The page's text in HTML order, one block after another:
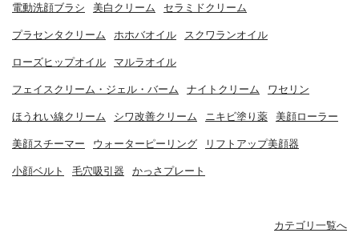
電動洗顔ブラシ 美白クリーム セラミドクリーム
プラセンタクリーム ホホバオイル スクワランオイル
ローズヒップオイル マルラオイル
フェイスクリーム・ジェル・バーム ナイトクリーム ワセリン
ほうれい線クリーム シワ改善クリーム ニキビ塗り薬 美顔ローラー
美顔スチーマー ウォーターピーリング リフトアップ美顔器
小顔ベルト 毛穴吸引器 かっさプレート
カテゴリ一覧へ